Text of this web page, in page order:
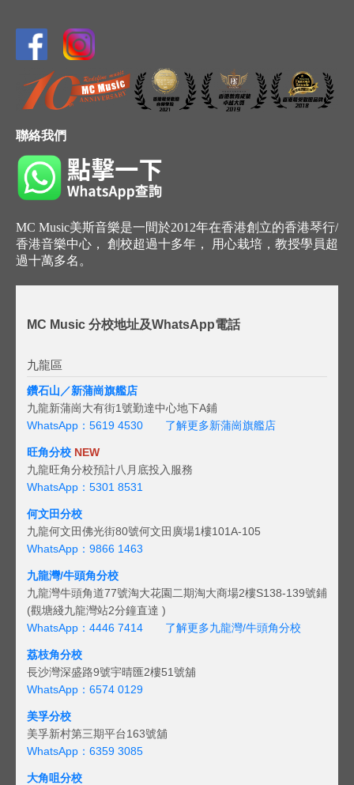
聯絡我們
MC Music美斯音樂是一間於2012年在香港創立的香港琴行/
香港音樂中心， 創校超過十多年， 用心栽培，教授學員超
過十萬多名。
MC Music 分校地址及WhatsApp電話
九龍區
鑽石山／新蒲崗旗艦店
九龍新蒲崗大有街1號勤達中心地下A鋪
WhatsApp：5619 4530
了解更多新蒲崗旗艦店
旺角分校 NEW
九龍旺角分校預計八月底投入服務
WhatsApp：5301 8531
何文田分校
九龍何文田佛光街80號何文田廣場1樓101A-105
WhatsApp：9866 1463
九龍灣/牛頭角分校
九龍灣牛頭角道77號淘大花園二期淘大商場2樓S138-139號鋪
(觀塘綫九龍灣站2分鐘直達 )
WhatsApp：4446 7414
了解更多九龍灣/牛頭角分校
荔枝角分校
長沙灣深盛路9號宇晴匯2樓51號舖
WhatsApp：6574 0129
美孚分校
美孚新村第三期平台163號舖
WhatsApp：6359 3085
大角咀分校